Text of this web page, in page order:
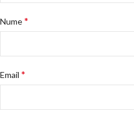
Nume*
Email *